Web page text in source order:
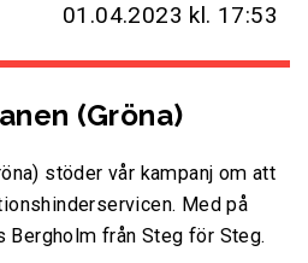
01.04.2023 kl. 17:53
(Gröna)
stöder vår kampanj om att
Med på
Bergholm från Steg för Steg.